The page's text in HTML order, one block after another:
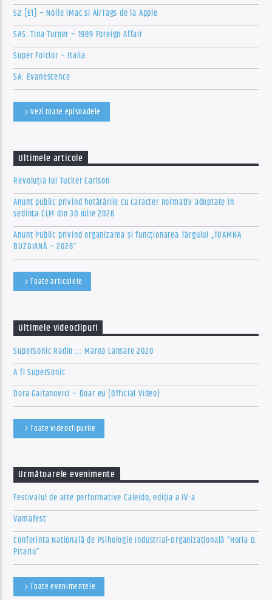
S2 [E1] – Noile iMac și AirTags de la Apple
SAS: Tina Turner – 1989 Foreign Affair
Super Folclor – Italia
SA: Evanescence
Vezi toate episoadele
Ultimele articole
Revoluția lui Tucker Carlson
Anunț public privind hotărârile cu caracter normativ adoptate în
ședința CLM din 30 iulie 2026
Anunț Public privind organizarea şi funcţionarea Târgului „TOAMNA
BUZOIANĂ – 2026″
Toate articolele
Ultimele videoclipuri
SuperSonic Radio ::: Marea Lansare 2020
A fi SuperSonic
Dora Gaitanovici – Doar eu (Official Video)
Toate videoclipurile
Următoarele evenimente
Festivalul de arte performative Caleido, ediția a IV-a
Vamafest
Conferința Națională de Psihologie Industrial-Organizațională ”Horia D.
Pitariu”
Toate evenimentele